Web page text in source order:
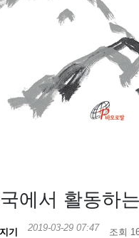
에서 활동하
기 2019-03-29 07:47 조회